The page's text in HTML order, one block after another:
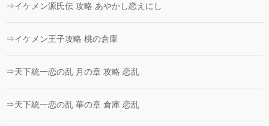
⇒イケメン源氏伝 攻略 あやかし恋えにし
⇒イケメン王子攻略 桃の倉庫
⇒天下統一恋の乱 月の章 攻略 恋乱
⇒天下統一恋の乱 華の章 倉庫 恋乱